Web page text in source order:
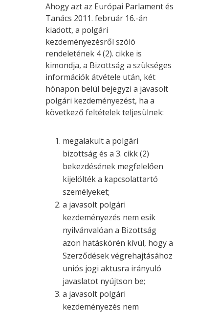
Ahogy azt az Európai Parlament és
Tanács 2011. február 16.-án
kiadott, a polgári
kezdeményezésről szóló
rendeletének 4 (2). cikke is
kimondja, a Bizottság a szükséges
információk átvétele után, két
hónapon belül bejegyzi a javasolt
polgári kezdeményezést, ha a
következő feltételek teljesülnek:
megalakult a polgári
bizottság és a 3. cikk (2)
bekezdésének megfelelően
kijelölték a kapcsolattartó
személyeket;
a javasolt polgári
kezdeményezés nem esik
nyilvánvalóan a Bizottság
azon hatáskörén kívül, hogy a
Szerződések végrehajtásához
uniós jogi aktusra irányuló
javaslatot nyújtson be;
a javasolt polgári
kezdeményezés nem